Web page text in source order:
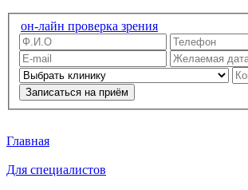
он-лайн проверка зрения
Записаться на приём
Главная
Для специалистов